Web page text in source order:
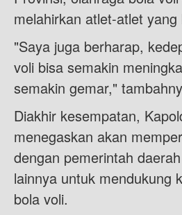
melahirkan atlet-atlet yang
"Saya juga berharap,
voli bisa semakin
semakin gemar,"
Diakhir kesempatan,
menegaskan akan
dengan pemerintah
lainnya untuk mendukung
bola voli.